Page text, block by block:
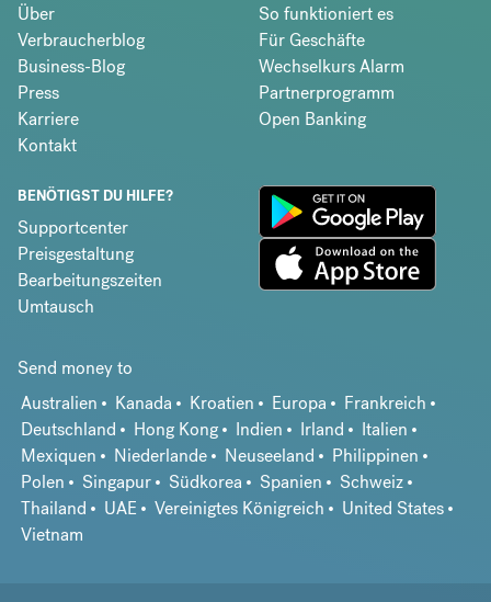
Über
Verbraucherblog
Business-Blog
Press
Karriere
Kontakt
So funktioniert es
Für Geschäfte
Wechselkurs Alarm
Partnerprogramm
Open Banking
BENÖTIGST DU HILFE?
Supportcenter
Preisgestaltung
Bearbeitungszeiten
Umtausch
Send money to
Australien
Kanada Kroatien Europa
Frankreich
Deutschland
Hong Kong Indien Irland
Italien
Mexiquen
Niederlande Neuseeland
Philippinen
Polen
Singapur Südkorea Spanien
Schweiz
Thailand
UAE Vereinigtes Königreich
United States
Vietnam